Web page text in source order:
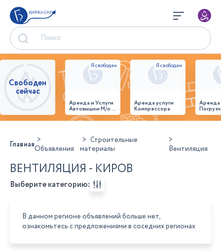
БИРЖА СНГ
Свободен
сейчас
Аренда и Услуги
Автовышки М/о г.
Домодедово
26,28,32 место
Аренда услуги
Компрессора
ГлавнаяОбъявления
Строительные
материалы
Вентиляция
ВЕНТИЛЯЦИЯ - КИРОВ
Выберите категорию:
В данном регионе объявлений больше нет,
ознакомьтесь с предложениями в соседних регионах